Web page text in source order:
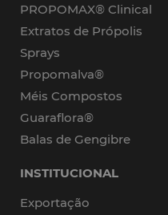
PROPOMAX® Clinical
Extratos de Própolis
Sprays
Propomalva®
Méis Compostos
Guaraflora®
Balas de Gengibre
INSTITUCIONAL
Exportação